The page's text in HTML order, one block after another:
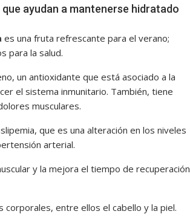
ayudan a mantenerse hidratado
es una fruta refrescante para el verano;
para la salud.
un antioxidante que está asociado a la
el sistema inmunitario. También, tiene
musculares.
que es una alteración en los niveles
arterial.
y la mejora el tiempo de recuperación
entre ellos el cabello y la piel.